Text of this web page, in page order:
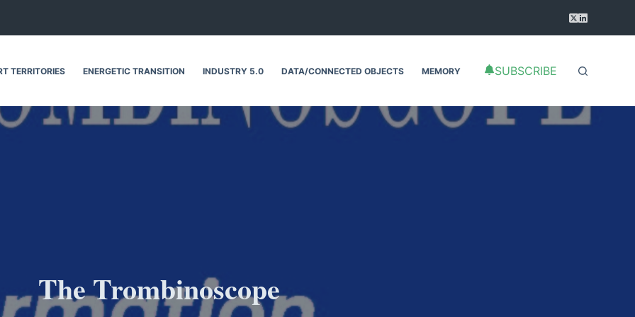
TERRITORIES ENERGETIC TRANSITION INDUSTRY 5.0 DATA/CONNECTED OBJECTS MEMORY SUBSCRIBE
The Trombinoscope